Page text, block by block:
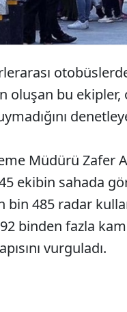
oluşan bu ekipler,
Müdürü Zafer
ekibin sahada
bin 485 radar
binden fazla
vurguladı.